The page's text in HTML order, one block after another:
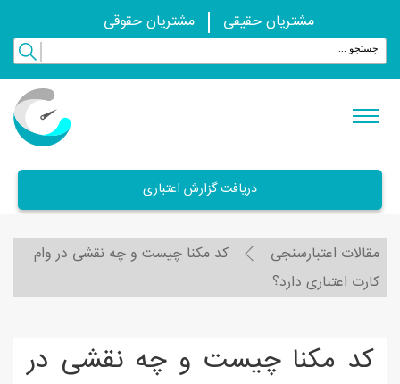
مشتریان حقیقی مشتریان حقوقی
دریافت گزارش اعتباری
مقالات اعتبارسنجی
کد مکنا چیست و چه نقشی در وام
کارت اعتباری دارد؟
کد مکنا چیست و چه نقشی در